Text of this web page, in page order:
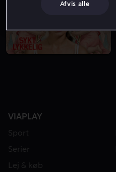
VIAPLAY
Sport
Serier
Lej & køb
Afvis alle